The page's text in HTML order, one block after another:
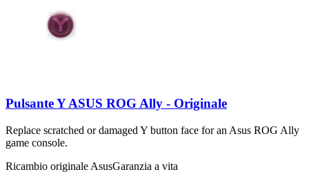
Pulsante Y ASUS ROG Ally - Originale
Replace scratched or damaged Y button face for an Asus ROG Ally
game console.
Ricambio originale AsusGaranzia a vita